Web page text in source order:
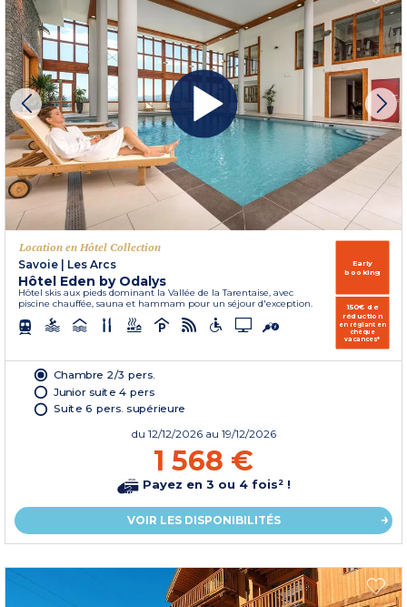
Location en Hôtel Collection
Savoie | Les Arcs
Hôtel Eden by Odalys
Hôtel skis aux pieds dominant la Vallée de la Tarentaise, avec
piscine chauffée, sauna et hammam pour un séjour d'exception.
Early
booking
150€ de
réduction
en réglant en
chèque
vacances*
Chambre 2/3 pers.
Junior suite 4 pers
Suite 6 pers. supérieure
du 12/12/2026 au 19/12/2026
1 568 €
Payez en 3 ou 4 fois² !
VOIR LES DISPONIBILITÉS